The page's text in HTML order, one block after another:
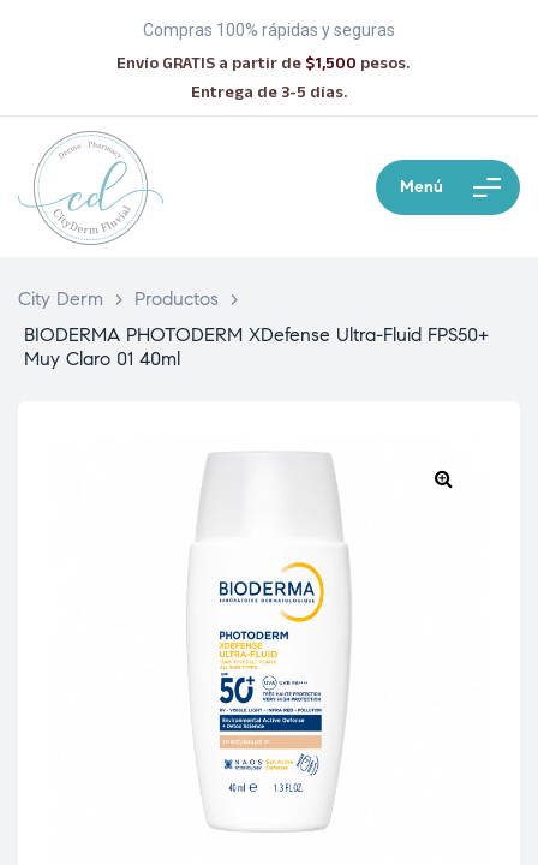
Compras 100% rápidas y seguras
Envío GRATIS a partir de $1,500 pesos.
Entrega de 3-5 días.
Menú
City Derm > Productos
>
BIODERMA PHOTODERM XDefense Ultra-Fluid FPS50+
Muy Claro 01 40ml